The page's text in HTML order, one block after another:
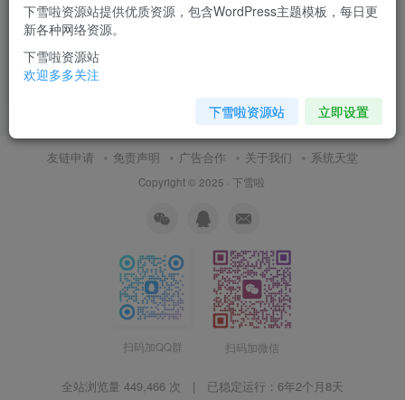
AI编程Cursor软件0基础新手
入门ai代码编写agent开发教程
视频
付费资源 ￥ 9
1月3日 10:44
友链申请 免责声明 广告合作 关于我们 系统天堂
Copyright © 2025 · 下雪啦
扫码加QQ群 扫码加微信
全站浏览量 449,466 次 | 已稳定运行： 6年2个月8天
下雪啦资源站提供优质资源，包含WordPress主题模板，每日更
新各种网络资源。
下雪啦资源站
欢迎多多关注
下雪啦资源站 立即设置